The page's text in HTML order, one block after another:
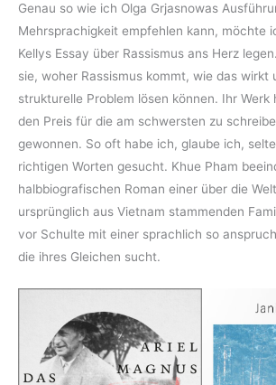
Genau so wie ich Olga Grjasnowas
Mehrsprachigkeit empfehlen kann, möchte
Kellys Essay über Rassismus ans Herz
sie, woher Rassismus kommt, wie das wirkt
strukturelle Problem lösen können. Ihr Werk
den Preis für die am schwersten zu
gewonnen. So oft habe ich, glaube ich,
richtigen Worten gesucht. Khue Pham
halbbiografischen Roman einer über die
ursprünglich aus Vietnam stammenden
vor Schulte mit einer sprachlich so
die ihres Gleichen sucht.